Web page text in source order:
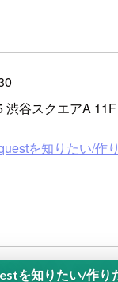
渋谷スクエアA 11F
を知りたい/作